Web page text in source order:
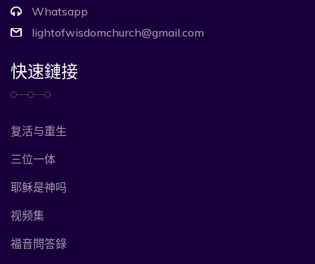
Whatsapp
lightofwisdomchurch@gmail.com
快速鏈接
复活与重生
三位一体
耶稣是神吗
视频集
福音問答錄